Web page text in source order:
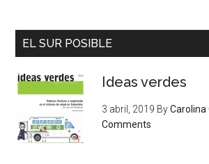
EL SUR POSIBLE
Ideas verdes
3 abril, 2019 ByCarolina
Comments